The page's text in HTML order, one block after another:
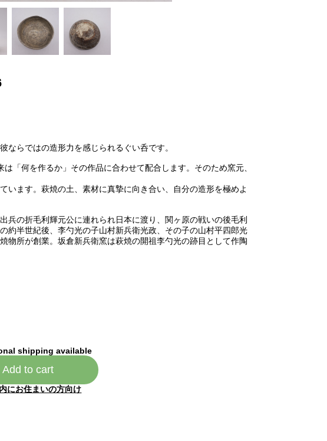
ならではの造形力を感じられるぐい呑です。
「何を作るか」その作品に合わせて配合します。そのため窯元、
います。萩焼の土、素材に真摯に向き合い、自分の造形を極めよ
兵の折毛利輝元公に連れられ日本に渡り、関ヶ原の戦いの後毛利
約半世紀後、李勺光の子山村新兵衛光政、その子の山村平四郎光
物所が創業。坂倉新兵衛窯は萩焼の開祖李勺光の跡目として作陶
shipping available
Add to cart
にお住まいの方向け